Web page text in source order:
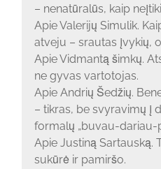
– nenatūralūs, kaip
Apie Valerijų Simulik.
atveju – srautas įvykių,
Apie Vidmantą šimkų.
ne gyvas vartotojas.
Apie Andrių Šedžių.
– tikras, be svyravimų į
formalų „buvau-dariau-
Apie Justiną Sartauską.
sukūrė ir pamiršo.